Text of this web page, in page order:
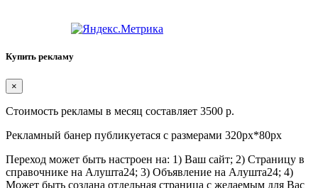
Купить рекламу
×
Стоимость рекламы в месяц составляет 3500 р.
Рекламный банер публикуетася с размерами 320px*80px
Переход может быть настроен на: 1) Ваш сайт; 2) Страницу в
справочнике на Алушта24; 3) Объявление на Алушта24; 4)
Может быть создана отдельная страница с желаемым для Вас